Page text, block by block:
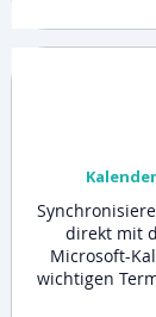
direkt mit
Microsoft-
wichtigen